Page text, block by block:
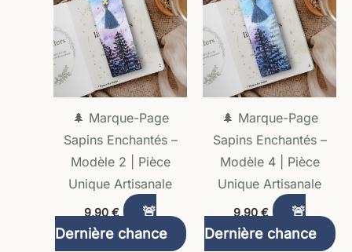
🌲 Marque-Page
Sapins Enchantés –
Modèle 2 | Pièce
Unique Artisanale
9,90€
🚨
Dernière chance
🌲 Marque-Page
Sapins Enchantés –
Modèle 4 | Pièce
Unique Artisanale
9,90€
🚨
Dernière chance